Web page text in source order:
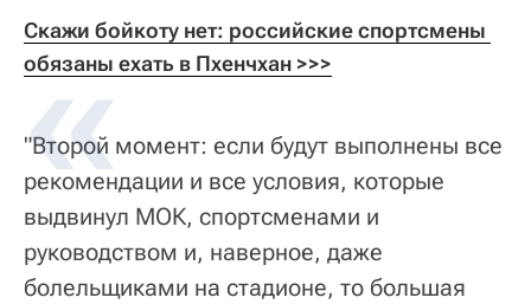
Скажи бойкоту нет: российские спортсмены
обязаны ехать в Пхенчхан >>>
"Второй момент: если будут выполнены все
рекомендации и все условия, которые
выдвинул МОК, спортсменами и
руководством и, наверное, даже
болельщиками на стадионе, то большая